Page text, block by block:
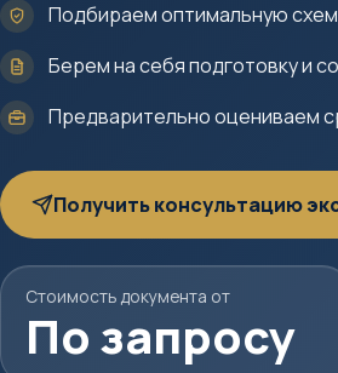
Подбираем оптимальную
Берем на себя подготовку и
Предварительно оцениваем
Получить консультацию
Стоимость документа от
По запросу